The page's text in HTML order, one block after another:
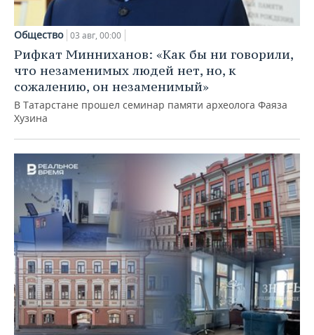
Общество 03 авг, 00:00
Рифкат Минниханов: «Как бы ни говорили,
что незаменимых людей нет, но, к
сожалению, он незаменимый»
В Татарстане прошел семинар памяти археолога Фаяза
Хузина